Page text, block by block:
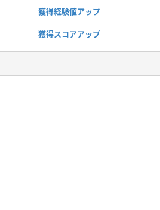
獲得経験値アップ
獲得スコアアップ